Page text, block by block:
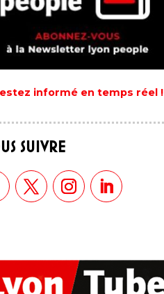
informé en temps réel !
SUIVRE